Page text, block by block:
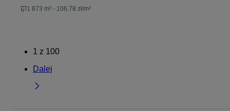
1 873 m² - 106.78 zł/m²
1 z 100
Dalej